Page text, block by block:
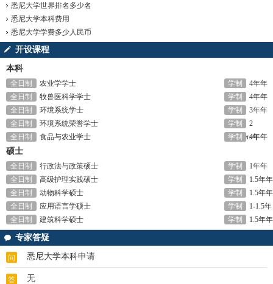
悉尼大学世界排名多少名
悉尼大学本科费用
悉尼大学学费多少人民币
开设课程
本科
学制 4年年
全日制
农业学学士
学制
4年年
全日制
牧兽医科学学士
学制
3年年
全日制
环境系统学士
学制
2
semesters年
全日制
环境系统荣誉学士
学制
4年年
全日制 食品与农业学士
硕士
学制 1年年
全日制
行政法与政策硕士
学制
1.5年年
全日制
高级护理实践硕士
学制
1.5年年
全日制
动物科学硕士
学制
1-1.5年
年
全日制
应用语言学硕士
学制
1.5年年
全日制 建筑科学硕士
专家答疑
问 悉尼大学本科申请
答 无